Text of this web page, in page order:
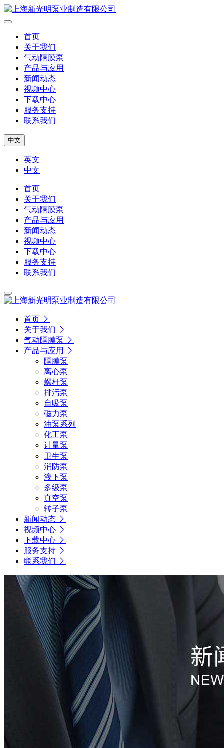
首页
关于我们
气动隔膜泵
产品与应用
新闻动态
视频中心
下载中心
服务支持
联系我们
中文
英文
中文
首页
关于我们
气动隔膜泵
产品与应用
新闻动态
视频中心
下载中心
服务支持
联系我们
首页
关于我们
气动隔膜泵
产品与应用
隔膜泵
离心泵
螺杆泵
排污泵
自吸泵
磁力泵
油泵系列
化工泵
计量泵
卫生泵
消防泵
液下泵
多级泵
真空泵
转子泵
新闻动态
视频中心
下载中心
服务支持
联系我们